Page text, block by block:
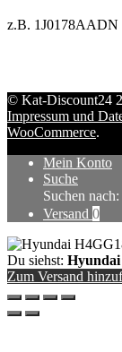
z.B. 1J0178AADN
© Kat-Discount24
Impressum und
WooCommerce.
Mein Konto
Suche
Suchen nach:
Versand 0
Du siehst: Hyundai
Zum Versand